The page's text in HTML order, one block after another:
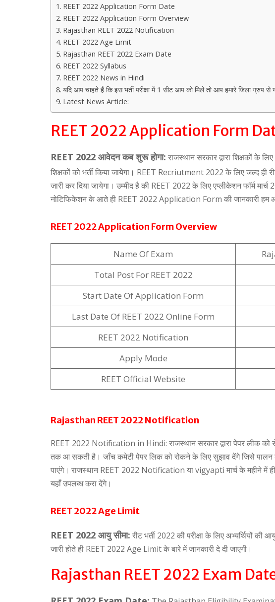
REET 2022 Application Form Date
REET 2022 Application Form Overview
Rajasthan REET 2022 Notification
REET 2022 Age Limit
Rajasthan REET 2022 Exam Date
REET 2022 Syllabus
REET 2022 News in Hindi
यदि आप चाहते हैं कि इस भर्ती परीक्षा में 1 सीट आप को मिले तो आप हमारे जिला ग्रुप
Latest News Article:
REET 2022 Application Form
REET 2022 आवेदन कब शुरू होगा: राजस्थान सरकार द्वारा शिक्षकों के
शिक्षकों को भर्ती किया जायेगा। REET Recriutment 2022 के लिए जल्द ही
जारी कर दिया जायेगा। उम्मीद है की REET 2022 के लिए एप्लीकेशन फॉर्म
नोटिफिकेशन के आते ही REET 2022 Application Form की जानकारी हम
REET 2022 Application Form Overview
Name Of Exam
Total Post For REET 2022
Start Date Of Application Form
Last Date Of REET 2022 Online Form
REET 2022 Notification
Apply Mode
REET Official Website
Rajasthan REET 2022 Notification
REET 2022 Notification in Hindi: राजस्थान सरकार द्वारा पेपर लीक को
तक आ सकती है। जाँच कमेटी पेपर लिक को रोकने के लिए सुझाव देंगे जिसे पालन
पाएंगे। राजस्थान REET 2022 Notification या vigyapti मार्च के महीने में
यहाँ उपलब्ध करा देंगे।
REET 2022 Age Limit
REET 2022 आयु सीमा: रीट भर्ती 2022 की परीक्षा के लिए अभ्यर्थियों
जारी होते ही REET 2022 Age Limit के बारे में जानकारी दे दी जाएगी।
Rajasthan REET 2022 Exam